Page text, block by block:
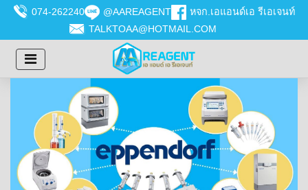
074-262240 @AAREAGENT
หจก.เอแอนด์เอ รีเอเจนท์
TALKTOAA@HOTMAIL.COM